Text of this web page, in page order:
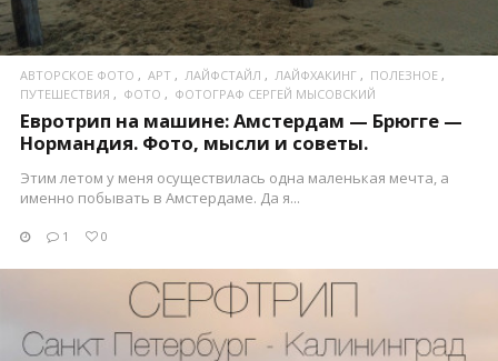
АВТОРСКОЕ ФОТО АРТ ЛАЙФСТАЙЛ ЛАЙФХАКИНГ
ПОЛЕЗНОЕ
ПУТЕШЕСТВИЯ
ФОТО ФОТОГРАФ СЕРГЕЙ МЫСОВСКИЙ
Евротрип на машине: Амстердам — Брюгге —
Нормандия. Фото, мысли и советы.
Этим летом у меня осуществилась одна маленькая мечта, а
именно побывать в Амстердаме. Да я...
1 0